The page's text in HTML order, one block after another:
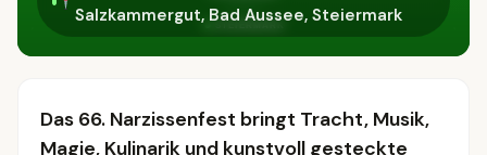
Salzkammergut, Bad Aussee, Steiermark
Das 66. Narzissenfest bringt Tracht, Musik,
Magie, Kulinarik und kunstvoll gesteckte